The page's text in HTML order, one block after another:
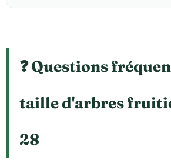
❓ Questions
taille d'arbres
28